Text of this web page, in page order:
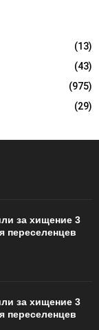
(13)
(43)
(975)
(29)
за хищение 3
переселенцев
за хищение 3
переселенцев